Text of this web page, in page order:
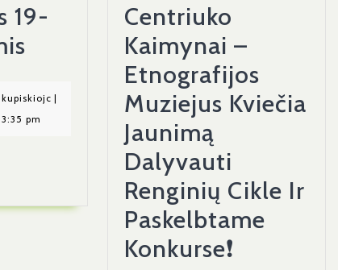
19-
19-
23
Dienomis
kupiskiojc kupiskiojc
|
3:35 pm
Centriuko
Kaimynai –
Etnografijos
Muziejus Kviečia
Jaunimą
Dalyvauti
Renginių Cikle Ir
Paskelbtame
Konkurse❗